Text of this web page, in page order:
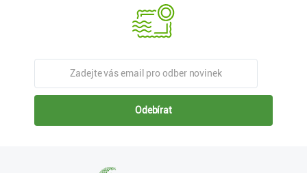
Odebírat